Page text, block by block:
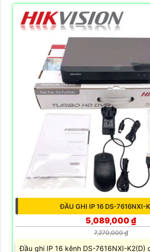
ĐẦU GHI IP 16 DS-7616NXI-
5,089,000 ₫
7,270,000 ₫
Đầu ghi IP 16 kênh DS-7616NXI-K2(D)